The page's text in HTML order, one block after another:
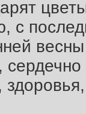
с
весны